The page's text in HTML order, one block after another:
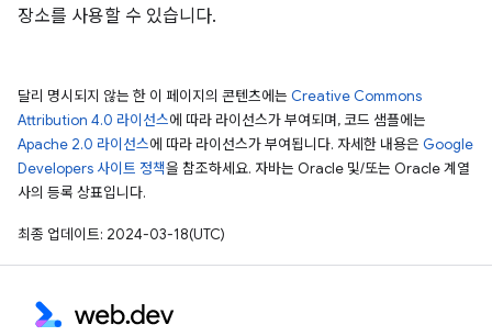
장소를 사용할 수 있습니다.
달리 명시되지 않는 한 이 페이지의 콘텐츠에는 Creative Commons
Attribution 4.0 라이선스에 따라 라이선스가 부여되며, 코드 샘플에는
Apache 2.0 라이선스에 따라 라이선스가 부여됩니다. 자세한 내용은 Google
Developers 사이트 정책을 참조하세요. 자바는 Oracle 및/또는 Oracle 계열
사의 등록 상표입니다.
최종 업데이트: 2024-03-18(UTC)